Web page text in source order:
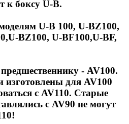
к боксу U-B.
U-B 100, U-BZ100,
BZ100, U-BF100,U-BF,
- AV100.
для AV100
с AV110. Старые
с AV90 не могут